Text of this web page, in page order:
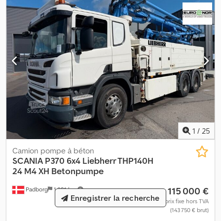
1 / 25
Padborg 1 081 km
Camion pompe à béton
SCANIA P370 6x4 Liebherr THP140H
24 M4 XH Betonpumpe
115 000 €
prix fixe hors TVA
(143 750 € brut)
Enregistrer la recherche